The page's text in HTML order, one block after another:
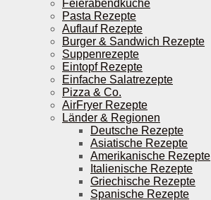
Feierabendküche
Pasta Rezepte
Auflauf Rezepte
Burger & Sandwich Rezepte
Suppenrezepte
Eintopf Rezepte
Einfache Salatrezepte
Pizza & Co.
AirFryer Rezepte
Länder & Regionen
Deutsche Rezepte
Asiatische Rezepte
Amerikanische Rezepte
Italienische Rezepte
Griechische Rezepte
Spanische Rezepte